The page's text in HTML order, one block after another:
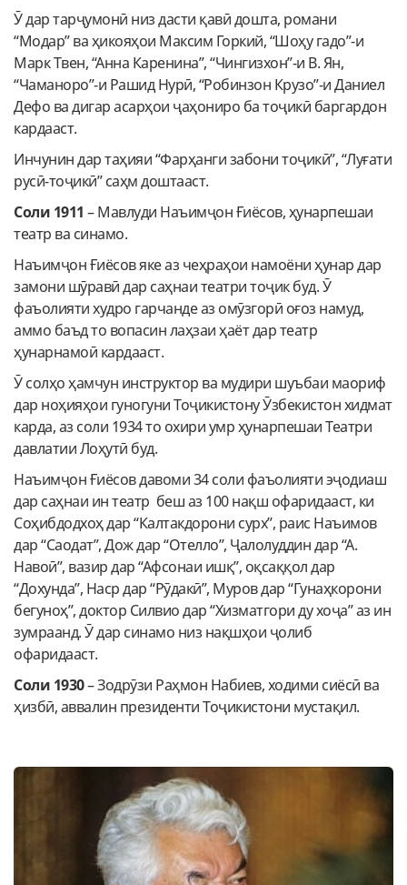
Ӯ дар тарҷумонӣ низ дасти қавӣ дошта, романи
“Модар” ва ҳикояҳои Максим Горкий, “Шоҳу гадо”-и
Марк Твен, “Анна Каренина”, “Чингизхон”-и В. Ян,
“Чаманоро”-и Рашид Нурӣ, “Робинзон Крузо”-и Даниел
Дефо ва дигар асарҳои ҷаҳониро ба тоҷикӣ баргардон
кардааст.
Инчунин дар таҳияи “Фарҳанги забони тоҷикӣ”, “Луғати
русӣ-тоҷикӣ” саҳм доштааст.
Соли 1911 – Мавлуди Наъимҷон Ғиёсов, ҳунарпешаи
театр ва синамо.
Наъимҷон Ғиёсов яке аз чеҳраҳои намоёни ҳунар дар
замони шӯравӣ дар саҳнаи театри тоҷик буд. Ӯ
фаъолияти худро гарчанде аз омӯзгорӣ оғоз намуд,
аммо баъд то вопасин лаҳзаи ҳаёт дар театр
ҳунарнамоӣ кардааст.
Ӯ солҳо ҳамчун инструктор ва мудири шуъбаи маориф
дар ноҳияҳои гуногуни Тоҷикистону Ӯзбекистон хидмат
карда, аз соли 1934 то охири умр ҳунарпешаи Театри
давлатии Лоҳутӣ буд.
Наъимҷон Ғиёсов давоми 34 соли фаъолияти эҷодиаш
дар саҳнаи ин театр беш аз 100 нақш офаридааст, ки
Соҳибдодхоҳ дар “Калтакдорони сурх”, раис Наъимов
дар “Саодат”, Дож дар “Отелло”, Ҷалолуддин дар “А.
Навоӣ”, вазир дар “Афсонаи ишқ”, оқсаққол дар
“Дохунда”, Наср дар “Рӯдакӣ”, Муров дар “Гунаҳкорони
бегуноҳ”, доктор Силвио дар “Хизматгори ду хоҷа” аз ин
зумраанд. Ӯ дар синамо низ нақшҳои ҷолиб
офаридааст.
Соли 1930– Зодрӯзи Раҳмон Набиев, ходими сиёсӣ ва
ҳизбӣ, аввалин президенти Тоҷикистони мустақил.